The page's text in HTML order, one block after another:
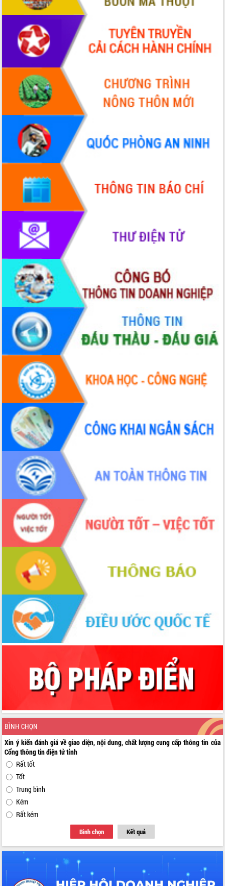
BÌNH CHỌN
Xin ý kiến đánh giá về giao diện, nội dung, chất lượng cung cấp thông tin của
Cổng thông tin điện tử tỉnh
Rất tốt
Tốt
Trung bình
Kém
Rất kém
Bình chọn Kết quả